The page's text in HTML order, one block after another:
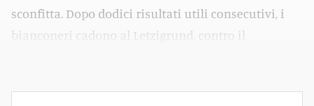
sconfitta. Dopo dodici risultati utili consecutivi, i
bianconeri cadono al Letzigrund, contro il